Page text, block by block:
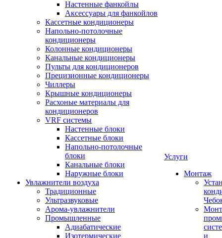
Настенные фанкойлы
Аксессуары для фанкойлов
Кассетные кондиционеры
Напольно-потолочные
кондиционеры
Колонные кондиционеры
Канальные кондиционеры
Пульты для кондиционеров
Прецизионные кондиционеры
Чиллеры
Крышные кондиционеры
Расхоные материалы для
кондиционеров
VRF системы
Настенные блоки
Кассетные блоки
Напольно-потолочные
блоки
Канальные блоки
Наружные блоки
Увлажнители воздуха
Традиционные
Ультразвуковые
Арома-увлажнители
Промышленныe
Адиабатические
Изотермические
Услуги
Монтаж
и